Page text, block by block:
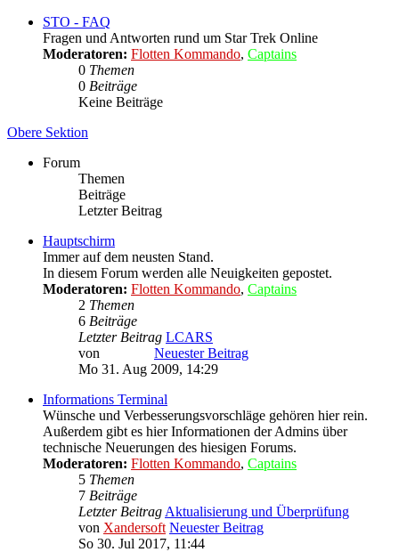
STO - FAQ
Fragen und Antworten rund um Star Trek Online
Moderatoren: Flotten Kommando, Captains
0 Themen
0 Beiträge
Keine Beiträge
Obere Sektion
Forum
Themen
Beiträge
Letzter Beitrag
Hauptschirm
Immer auf dem neusten Stand.
In diesem Forum werden alle Neuigkeiten gepostet.
Moderatoren: Flotten Kommando, Captains
2 Themen
6 Beiträge
Letzter Beitrag LCARS
von
Neuester Beitrag
Mo 31. Aug 2009, 14:29
Informations Terminal
Wünsche und Verbesserungsvorschläge gehören hier rein.
Außerdem gibt es hier Informationen der Admins über
technische Neuerungen des hiesigen Forums.
Moderatoren: Flotten Kommando, Captains
5 Themen
7 Beiträge
Letzter Beitrag Aktualisierung und Überprüfung
von Xandersoft Neuester Beitrag
So 30. Jul 2017, 11:44